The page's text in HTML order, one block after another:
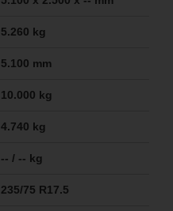
5.260 kg
5.100 mm
10.000 kg
4.740 kg
-- / -- kg
235/75 R17.5